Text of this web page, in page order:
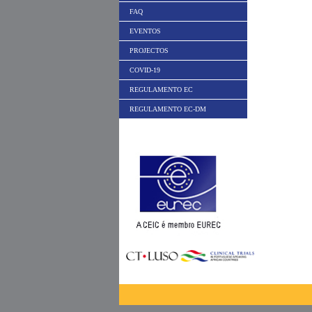
FAQ
EVENTOS
PROJECTOS
COVID-19
REGULAMENTO EC
REGULAMENTO EC-DM